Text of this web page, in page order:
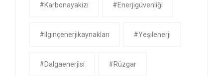
#karbonayakizi #enerjigüvenliği
#ilginçenerjikaynakları #yeşilenerji
#dalgaenerjisi #rüzgar